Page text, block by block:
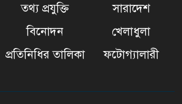
তথ্য প্রযুক্তি
সারাদেশ
বিনোদন
খেলাধুলা
প্রতিনিধির তালিকা ফটোগ্যালারী